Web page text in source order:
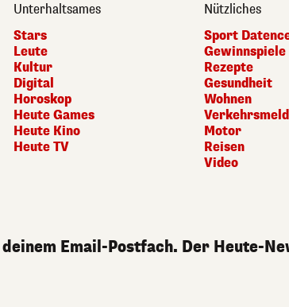
Unterhaltsames
Stars
Leute
Kultur
Digital
Horoskop
Heute Games
Heute Kino
Heute TV
Nützliches
Sport
Gewinnspiele
Rezepte
Gesundheit
Wohnen
Motor
Reisen
Video
Email-Postfach. Der Heute-